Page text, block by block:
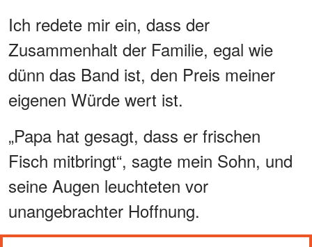
Ich redete mir ein, dass der
Zusammenhalt der Familie, egal wie
dünn das Band ist, den Preis meiner
eigenen Würde wert ist.
„Papa hat gesagt, dass er frischen
Fisch mitbringt“, sagte mein Sohn, und
seine Augen leuchteten vor
unangebrachter Hoffnung.